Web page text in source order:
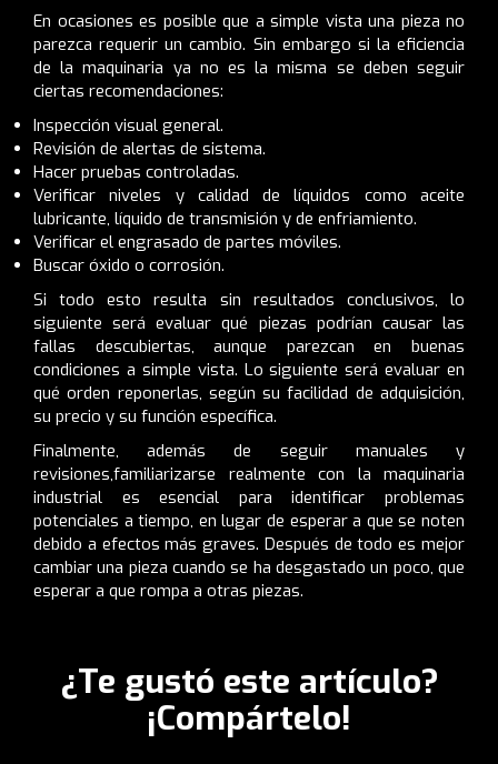
En ocasiones es posible que a simple vista una pieza no
parezca requerir un cambio. Sin embargo si la eficiencia
de la maquinaria ya no es la misma se deben seguir
ciertas recomendaciones:
Inspección visual general.
Revisión de alertas de sistema.
Hacer pruebas controladas.
Verificar niveles y calidad de líquidos como aceite
lubricante, líquido de transmisión y de enfriamiento.
Verificar el engrasado de partes móviles.
Buscar óxido o corrosión.
Si todo esto resulta sin resultados conclusivos, lo
siguiente será evaluar qué piezas podrían causar las
fallas descubiertas, aunque parezcan en buenas
condiciones a simple vista. Lo siguiente será evaluar en
qué orden reponerlas, según su facilidad de adquisición,
su precio y su función específica.
Finalmente, además de seguir manuales y
revisiones,familiarizarse realmente con la maquinaria
industrial es esencial para identificar problemas
potenciales a tiempo, en lugar de esperar a que se noten
debido a efectos más graves. Después de todo es mejor
cambiar una pieza cuando se ha desgastado un poco, que
esperar a que rompa a otras piezas.
¿Te gustó este artículo?
¡Compártelo!